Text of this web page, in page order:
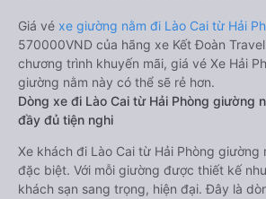
Giá vé xe giường nằm đi Lào Cai từ Hải
570000VND của hãng xe Kết Đoàn
chương trình khuyến mãi, giá vé Xe Hải
giường nằm này có thể sẽ rẻ hơn.
Dòng xe đi Lào Cai từ Hải Phòng giường
đầy đủ tiện nghi
Xe khách đi Lào Cai từ Hải Phòng giường
đặc biệt. Với mỗi giường được thiết kế
khách sạn sang trọng, hiện đại. Đây là